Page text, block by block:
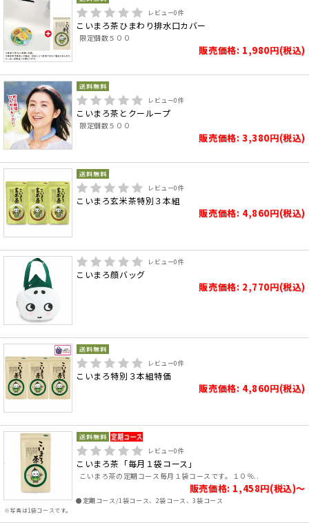
レビュー0件
こいまろ茶ひまわり排水口カバー
限定個数５００
販売価格: 1,980円(税込)
レビュー0件
こいまろ茶とクーループ
限定個数５００
販売価格: 3,380円(税込)
レビュー0件
こいまろ玄米茶特別３本組
販売価格: 4,860円(税込)
レビュー0件
こいまろ顔バッグ
販売価格: 2,770円(税込)
レビュー0件
こいまろ特別３本組特価
販売価格: 4,860円(税込)
※写真は1袋コースです。
レビュー0件
こいまろ茶「毎月１袋コース」
こいまろ茶の定期コース毎月１袋コースです。１０％..
販売価格: 1,458円(税込)～
●定期コース/1袋コース、2袋コース、3袋コース